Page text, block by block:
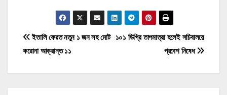
P
১০১ ডিগ্রি তাপমাত্রা হলেই সচিবালয়ে
প্রবেশ নিষেধ
ইতালি ফেরত নতুন ১ জন সহ মোট
করোনা আক্রান্ত ১১